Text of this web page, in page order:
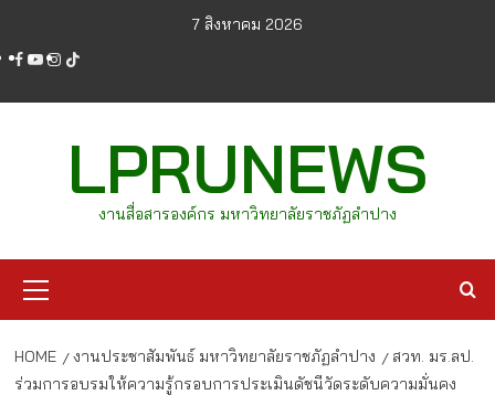
content
7 สิงหาคม 2026
facebook
youtube
instagram
tiktok
LPRUNEWS
งานสื่อสารองค์กร มหาวิทยาลัยราชภัฏลำปาง
Menu
HOME งานประชาสัมพันธ์ มหาวิทยาลัยราชภัฏลำปาง
สวท. มร.ลป.
ร่วมการอบรมให้ความรู้กรอบการประเมินดัชนีวัดระดับความมั่นคง